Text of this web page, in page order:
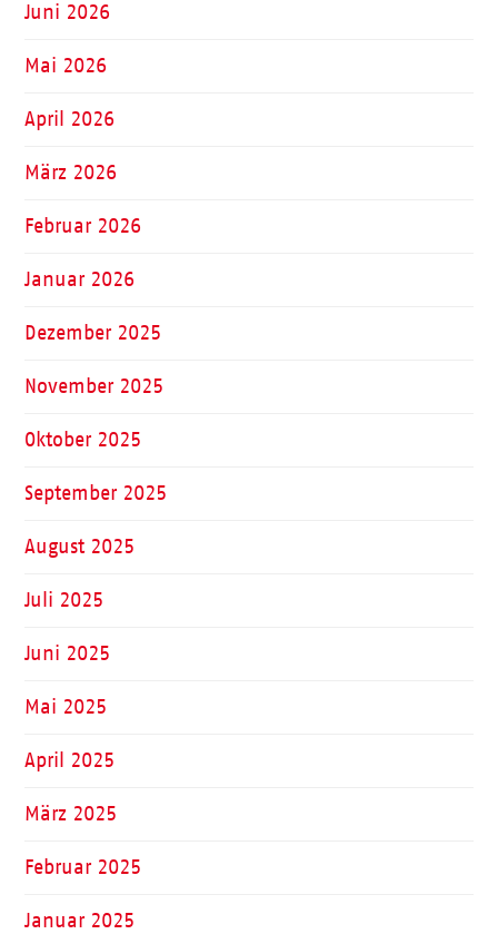
Juni 2026
Mai 2026
April 2026
März 2026
Februar 2026
Januar 2026
Dezember 2025
November 2025
Oktober 2025
September 2025
August 2025
Juli 2025
Juni 2025
Mai 2025
April 2025
März 2025
Februar 2025
Januar 2025